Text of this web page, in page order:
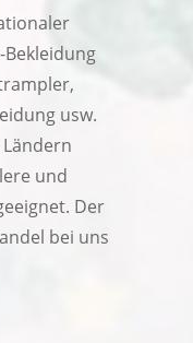
usw.
und
Der
bei uns